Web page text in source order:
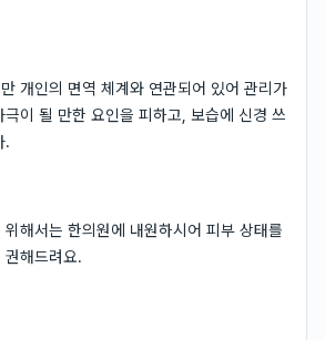
개인의 면역 체계와 연관되어 있어 관리가
이 될 만한 요인을 피하고, 보습에 신경 쓰
.
해서는 한의원에 내원하시어 피부 상태를
권해드려요.